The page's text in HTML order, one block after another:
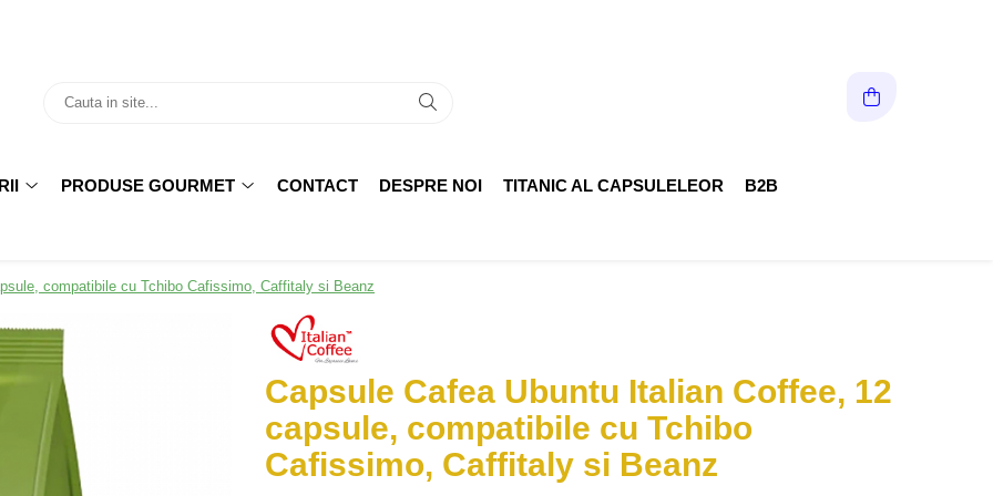
PRODUSE GOURMET CONTACT DESPRE NOI TITANIC AL CAPSULELEOR B2B
compatibile cu Tchibo Cafissimo, Caffitaly si Beanz
Capsule Cafea Ubuntu Italian Coffee, 12
capsule, compatibile cu Tchibo
Cafissimo, Caffitaly si Beanz